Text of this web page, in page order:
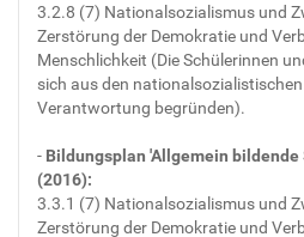
3.2.8 (7) Nationalsozialismus und
Zerstörung der Demokratie und
Menschlichkeit (Die Schülerinnen
sich aus den
Verantwortung begründen).
- Bildungsplan 'Allgemein bildende
(2016):
3.3.1 (7) Nationalsozialismus und
Zerstörung der Demokratie und